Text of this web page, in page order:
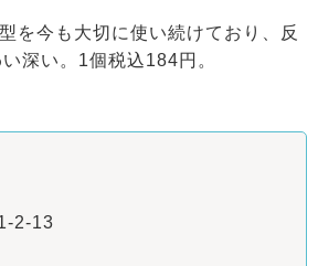
を今も大切に使い続けており、反
深い。1個税込184円。
2-13